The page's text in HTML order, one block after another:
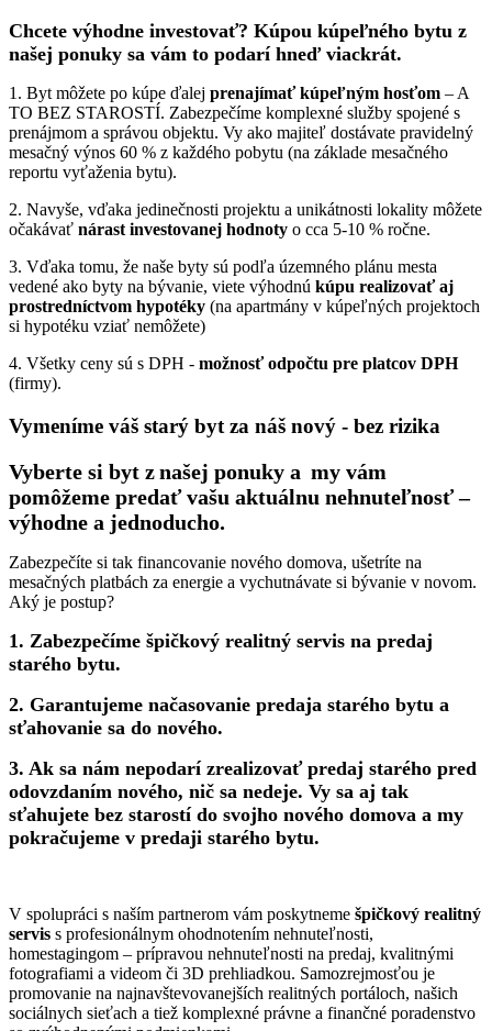
Chcete výhodne investovať? Kúpou kúpeľného bytu z
našej ponuky sa vám to podarí hneď viackrát.
1. Byt môžete po kúpe ďalej prenajímať kúpeľným hosťom – A
TO BEZ STAROSTÍ. Zabezpečíme komplexné služby spojené s
prenájmom a správou objektu. Vy ako majiteľ dostávate pravidelný
mesačný výnos 60 % z každého pobytu (na základe mesačného
reportu vyťaženia bytu).
2. Navyše, vďaka jedinečnosti projektu a unikátnosti lokality môžete
očakávať nárast investovanej hodnoty o cca 5-10 % ročne.
3. Vďaka tomu, že naše byty sú podľa územného plánu mesta
vedené ako byty na bývanie, viete výhodnú kúpu realizovať aj
prostredníctvom hypotéky (na apartmány v kúpeľných projektoch
si hypotéku vziať nemôžete)
4. Všetky ceny sú s DPH - možnosť odpočtu pre platcov DPH
(firmy).
Vymeníme váš starý byt za náš nový - bez rizika
Vyberte si byt z našej ponuky a my vám
pomôžeme predať vašu aktuálnu nehnuteľnosť –
výhodne a jednoducho.
Zabezpečíte si tak financovanie nového domova, ušetríte na
mesačných platbách za energie a vychutnávate si bývanie v novom.
Aký je postup?
1. Zabezpečíme špičkový realitný servis na predaj
starého bytu.
2. Garantujeme načasovanie predaja starého bytu a
sťahovanie sa do nového.
3. Ak sa nám nepodarí zrealizovať predaj starého pred
odovzdaním nového, nič sa nedeje. Vy sa aj tak
sťahujete bez starostí do svojho nového domova a my
pokračujeme v predaji starého bytu.
V spolupráci s naším partnerom vám poskytneme špičkový realitný
servis s profesionálnym ohodnotením nehnuteľnosti,
homestagingom – prípravou nehnuteľnosti na predaj, kvalitnými
fotografiami a videom či 3D prehliadkou. Samozrejmosťou je
promovanie na najnavštevovanejších realitných portáloch, našich
sociálnych sieťach a tiež komplexné právne a finančné poradenstvo